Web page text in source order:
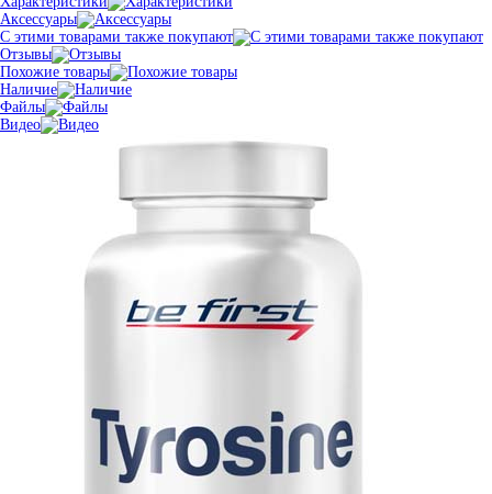
Аксессуары
С этими товарами также покупают
Отзывы
Похожие товары
Наличие
Файлы
Видео